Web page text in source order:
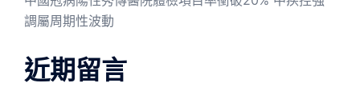
調屬周期性波動
近期留言